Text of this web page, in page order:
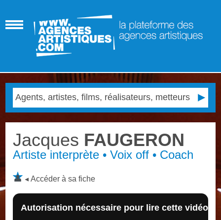
Jacques FAUGERON
Artiste interprète • Voix off • Coach
Accéder à sa fiche
Autorisation nécessaire pour lire cette vidéo